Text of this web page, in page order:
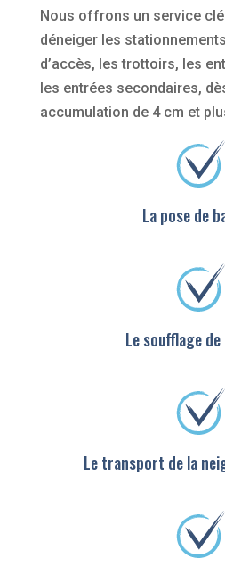
Nous offrons un service
déneiger les
d’accès, les trottoirs, les
les entrées secondaires,
accumulation de 4 cm et
La pose de
Le soufflage
Le transport de la